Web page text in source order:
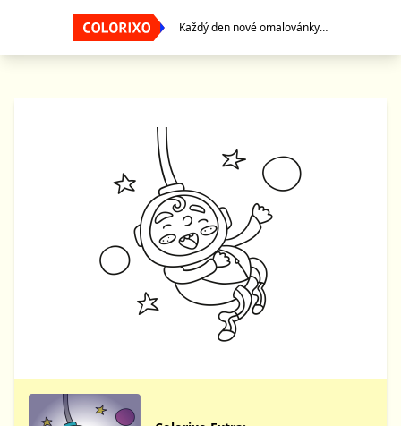
Každý den nové omalovánky…